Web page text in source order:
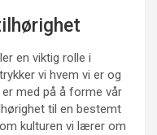
en viktig rolle i
vi hvem vi er og
med på å forme vår
til en bestemt
kulturen vi lærer om